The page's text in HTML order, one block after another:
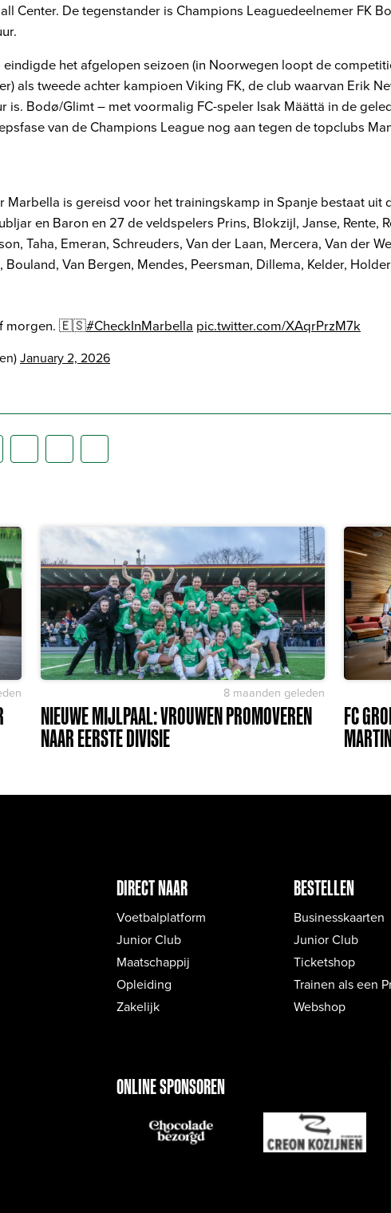
Center. De tegenstander is Champions Leaguedeelnemer FK
het afgelopen seizoen (in Noorwegen loopt de
als tweede achter kampioen Viking FK, de club waarvan Erik
is. Bodø/Glimt – met voormalig FC-speler Isak Määttä in de
van de Champions League nog aan tegen de topclubs
Marbella is gereisd voor het trainingskamp in Spanje bestaat uit
en Baron en 27 de veldspelers Prins, Blokzijl, Janse, Rente,
Taha, Emeran, Schreuders, Van der Laan, Mercera, Van der
Bouland, Van Bergen, Mendes, Peersman, Dillema, Kelder,
morgen. 🇪🇸#CheckInMarbella pic.twitter.com/XAqrPrzM7k
January 2, 2026
8 maanden geleden
NIEUWE MIJLPAAL: VROUWEN PROMOVEREN
NAAR EERSTE DIVISIE
FC
DIRECT NAAR
Voetbalplatform
Junior Club
Maatschappij
Opleiding
Zakelijk
BESTELLEN
Businesskaarten
Junior Club
Ticketshop
Trainen als een
Webshop
ONLINE SPONSOREN